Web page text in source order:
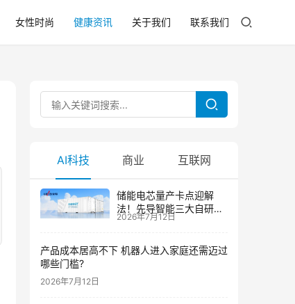
女性时尚 健康资讯 关于我们 联系我们
AI科技 商业 互联网
储能电芯量产卡点迎解
法！先导智能三大自研技
术攻克大尺寸制芯难题
2026年7月12日
产品成本居高不下 机器人进入家庭还需迈过
哪些门槛?
2026年7月12日